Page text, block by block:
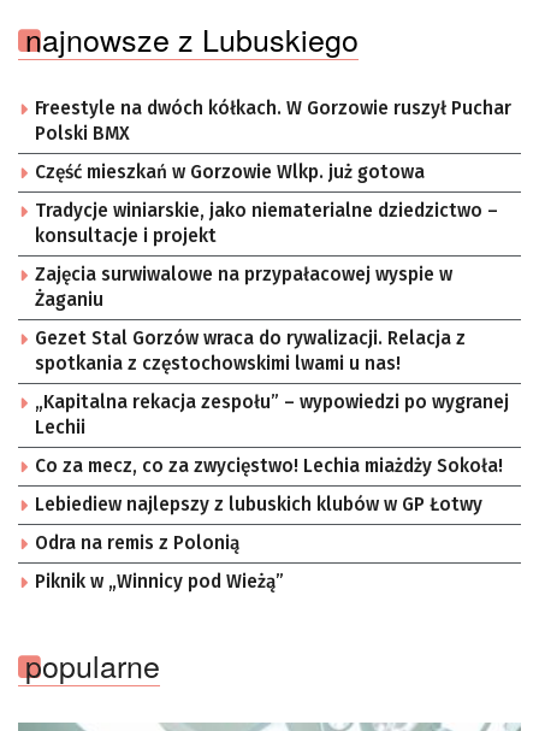
najnowsze z Lubuskiego
Freestyle na dwóch kółkach. W Gorzowie ruszył Puchar
Polski BMX
Część mieszkań w Gorzowie Wlkp. już gotowa
Tradycje winiarskie, jako niematerialne dziedzictwo –
konsultacje i projekt
Zajęcia surwiwalowe na przypałacowej wyspie w
Żaganiu
Gezet Stal Gorzów wraca do rywalizacji. Relacja z
spotkania z częstochowskimi lwami u nas!
„Kapitalna rekacja zespołu” – wypowiedzi po wygranej
Lechii
Co za mecz, co za zwycięstwo! Lechia miażdży Sokoła!
Lebiediew najlepszy z lubuskich klubów w GP Łotwy
Odra na remis z Polonią
Piknik w „Winnicy pod Wieżą”
popularne